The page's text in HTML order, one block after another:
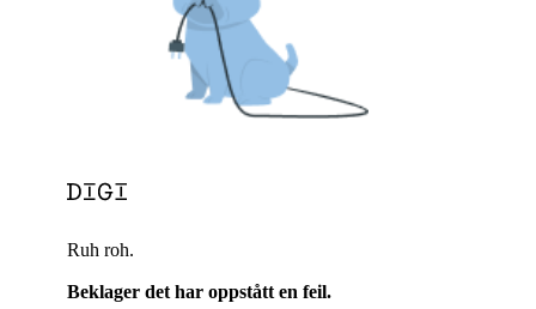
Ruh roh.
Beklager det har oppstått en feil.